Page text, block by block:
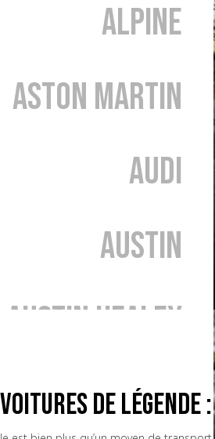
Alpine
Aston Martin
Audi
Austin
Austin Healey
BMW
Voitures de